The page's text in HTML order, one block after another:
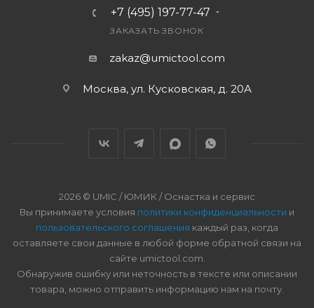
+7 (495) 197-77-47
ЗАКАЗАТЬ ЗВОНОК
zakaz@umictool.com
Москва, ул. Кусковская, д. 20А
2026 © UMIC / ЮМИК / Оснастка и сервис
Вы принимаете условия политики конфиденциальности и
пользовательского соглашения каждый раз, когда
оставляете свои данные в любой форме обратной связи на
сайте umictool.com.
Обнаружив ошибку или неточность в тексте или описании
товара, можно отправить информацию нам на почту.